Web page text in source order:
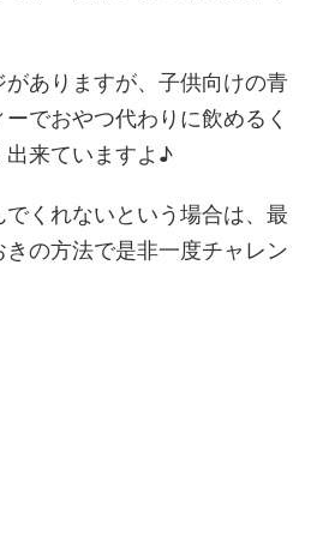
ありますが、子供向けの青
でおやつ代わりに飲めるく
出来ていますよ♪
くれないという場合は、最
の方法で是非一度チャレン